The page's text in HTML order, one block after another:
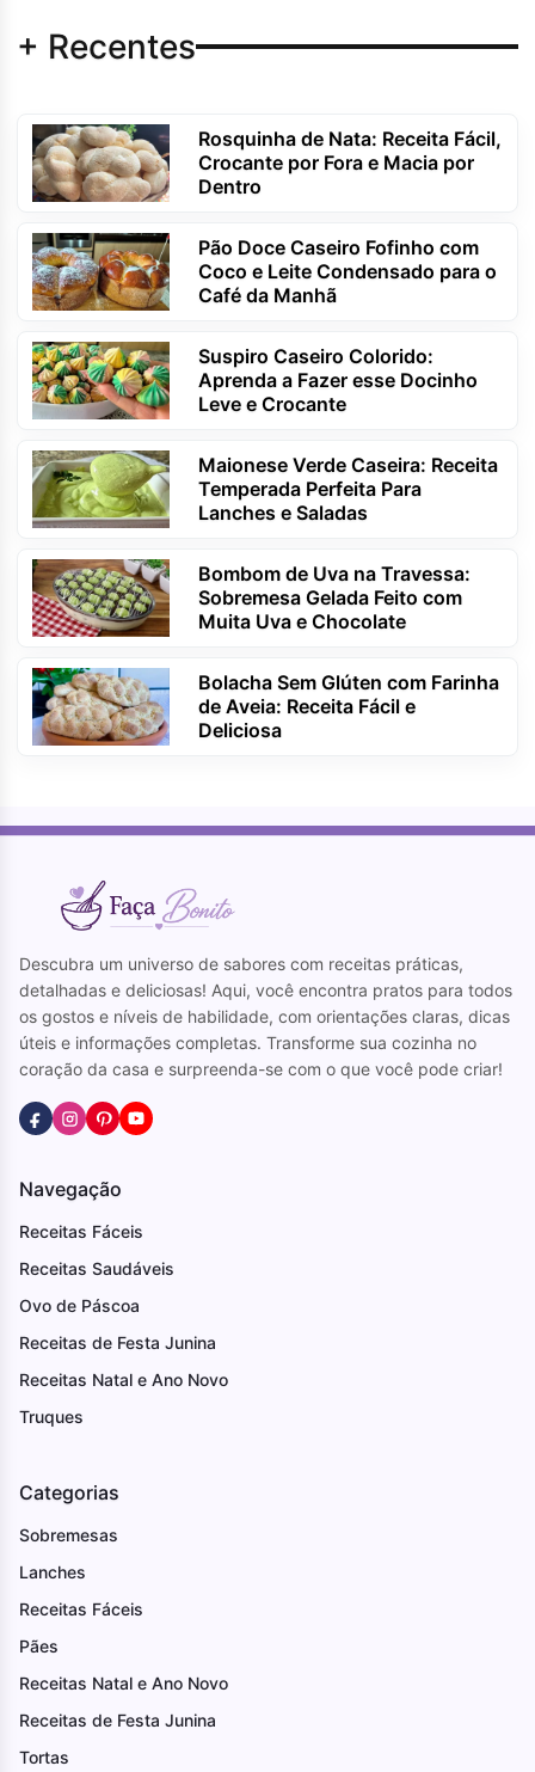
+ Recentes
Rosquinha de Nata: Receita Fácil,
Crocante por Fora e Macia por
Dentro
Pão Doce Caseiro Fofinho com
Coco e Leite Condensado para o
Café da Manhã
Suspiro Caseiro Colorido:
Aprenda a Fazer esse Docinho
Leve e Crocante
Maionese Verde Caseira: Receita
Temperada Perfeita Para
Lanches e Saladas
Bombom de Uva na Travessa:
Sobremesa Gelada Feito com
Muita Uva e Chocolate
Bolacha Sem Glúten com Farinha
de Aveia: Receita Fácil e
Deliciosa
Descubra um universo de sabores com receitas práticas,
detalhadas e deliciosas! Aqui, você encontra pratos para todos
os gostos e níveis de habilidade, com orientações claras, dicas
úteis e informações completas. Transforme sua cozinha no
coração da casa e surpreenda-se com o que você pode criar!
Navegação
Receitas Fáceis
Receitas Saudáveis
Ovo de Páscoa
Receitas de Festa Junina
Receitas Natal e Ano Novo
Truques
Categorias
Sobremesas
Lanches
Receitas Fáceis
Pães
Receitas Natal e Ano Novo
Receitas de Festa Junina
Tortas